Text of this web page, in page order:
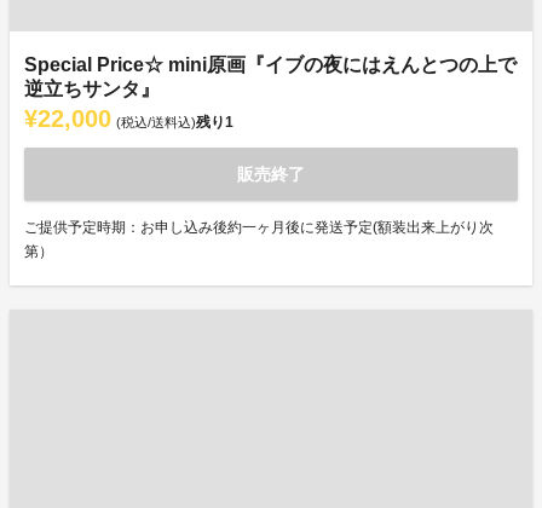
Special Price☆ mini原画『イブの夜にはえんとつの上で
逆立ちサンタ』
¥22,000 (税込/送料込)残り1
販売終了
ご提供予定時期：お申し込み後約一ヶ月後に発送予定(額装出来上がり次
第）